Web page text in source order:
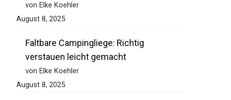
von Elke Koehler
August 8, 2025
Faltbare Campingliege: Richtig
verstauen leicht gemacht
von Elke Koehler
August 8, 2025